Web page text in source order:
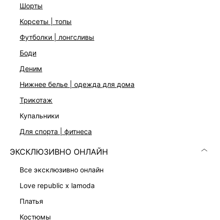
шорты
корсеты | топы
футболки | лонгсливы
боди
деним
нижнее белье | одежда для дома
трикотаж
купальники
для спорта | фитнеса
ЭКСКЛЮЗИВНО ОНЛАЙН
все эксклюзивно онлайн
love republic x lamoda
платья
костюмы
Три цвета: молочный, шоколадный и серый меланж
На модели размер 44. Крой модели соответствует
стандартному размеру
ДОСТАВКА И ВОЗВРАТ
Подробные условия доставки и возврата
в AppStore